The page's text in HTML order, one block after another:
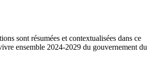
sont résumées et contextualisées dans ce
ensemble 2024-2029 du gouvernement du